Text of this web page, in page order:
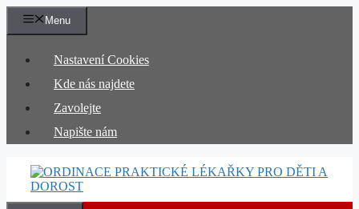
Přeskočit
Menu
Nastavení Cookies
Kde nás najdete
Zavolejte
Napište nám